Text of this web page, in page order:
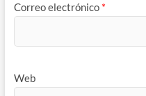
Correo electrónico *
Web